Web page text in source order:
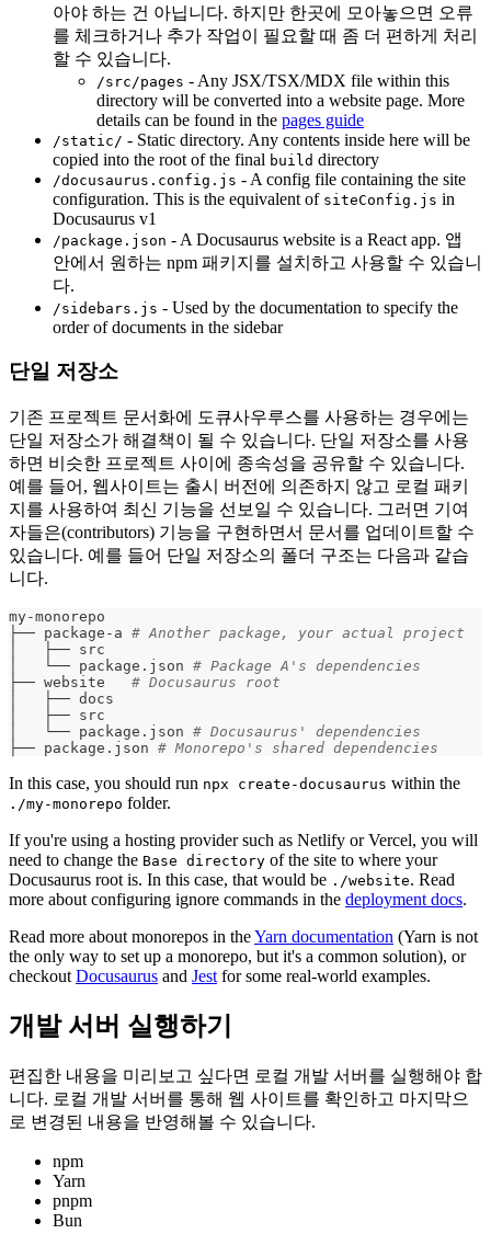
아야 하는 건 아닙니다. 하지만 한곳에 모아놓으면 오류
를 체크하거나 추가 작업이 필요할 때 좀 더 편하게 처리
할 수 있습니다.
/src/pages - Any JSX/TSX/MDX file within this
directory will be converted into a website page. More
details can be found in the pages guide
/static/ - Static directory. Any contents inside here will be
copied into the root of the final build directory
/docusaurus.config.js - A config file containing the site
configuration. This is the equivalent of siteConfig.js in
Docusaurus v1
/package.json - A Docusaurus website is a React app. 앱
안에서 원하는 npm 패키지를 설치하고 사용할 수 있습니
다.
/sidebars.js - Used by the documentation to specify the
order of documents in the sidebar
단일 저장소
기존 프로젝트 문서화에 도큐사우루스를 사용하는 경우에는
단일 저장소가 해결책이 될 수 있습니다. 단일 저장소를 사용
하면 비슷한 프로젝트 사이에 종속성을 공유할 수 있습니다.
예를 들어, 웹사이트는 출시 버전에 의존하지 않고 로컬 패키
지를 사용하여 최신 기능을 선보일 수 있습니다. 그러면 기여
자들은(contributors) 기능을 구현하면서 문서를 업데이트할 수
있습니다. 예를 들어 단일 저장소의 폴더 구조는 다음과 같습
니다.
my-monorepo
├── package-a # Another package, your actual project
│   ├── src
│   └── package.json # Package A's dependencies
├── website # Docusaurus root
│   ├── docs
│   ├── src
│   └── package.json # Docusaurus' dependencies
├── package.json # Monorepo's shared dependencies
In this case, you should run npx create-docusaurus within the
./my-monorepo folder.
If you're using a hosting provider such as Netlify or Vercel, you will
need to change the Base directory of the site to where your
Docusaurus root is. In this case, that would be ./website. Read
more about configuring ignore commands in the deployment docs.
Read more about monorepos in theYarn documentation (Yarn is not
the only way to set up a monorepo, but it's a common solution), or
checkout Docusaurus and Jest for some real-world examples.
개발 서버 실행하기
편집한 내용을 미리보고 싶다면 로컬 개발 서버를 실행해야 합
니다. 로컬 개발 서버를 통해 웹 사이트를 확인하고 마지막으
로 변경된 내용을 반영해볼 수 있습니다.
npm
Yarn
pnpm
Bun